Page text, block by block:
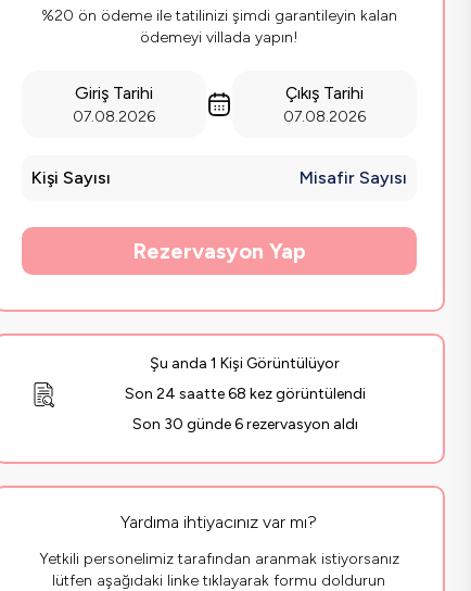
%20 ön ödeme ile tatilinizi şimdi garantileyin kalan
ödemeyi villada yapın!
Giriş Tarihi
07.08.2026
Çıkış Tarihi
07.08.2026
Kişi Sayısı Misafir Sayısı
Rezervasyon Yap
Şu anda 1 Kişi Görüntülüyor
Son 24 saatte 68 kez görüntülendi
Son 30 günde 6 rezervasyon aldı
Yardıma ihtiyacınız var mı?
Yetkili personelimiz tarafından aranmak istiyorsanız
lütfen aşağıdaki linke tıklayarak formu doldurun